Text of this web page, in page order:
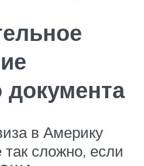
документа
в Америку
сложно, если